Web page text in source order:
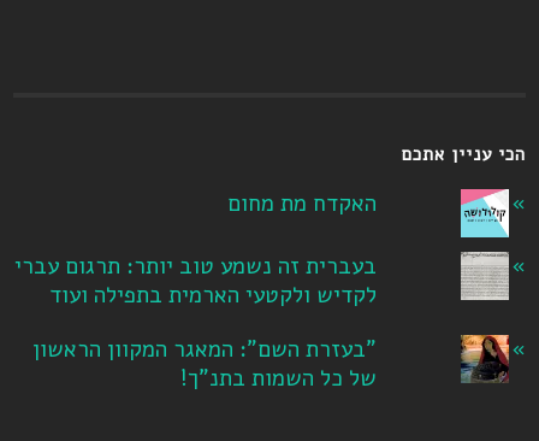
הכי עניין אתכם
האקדח מת מחום
בעברית זה נשמע טוב יותר: תרגום עברי
לקדיש ולקטעי הארמית בתפילה ועוד
"בעזרת השם": המאגר המקוון הראשון
של כל השמות בתנ"ך!